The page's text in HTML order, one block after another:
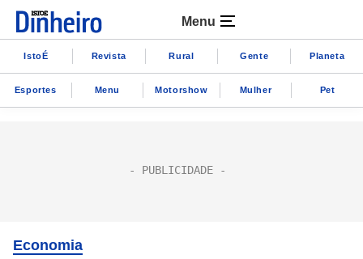
Menu
IstoÉ Revista Rural Gente Planeta
Esportes Menu Motorshow Mulher Pet
Economia